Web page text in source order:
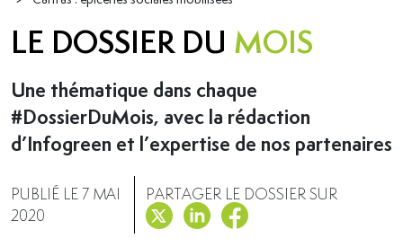
LE DOSSIER DU MOIS
Une thématique dans chaque
#DossierDuMois, avec la rédaction
d’Infogreen et l’expertise de nos partenaires
PUBLIÉ LE 7 MAI
2020
PARTAGER LE DOSSIER SUR